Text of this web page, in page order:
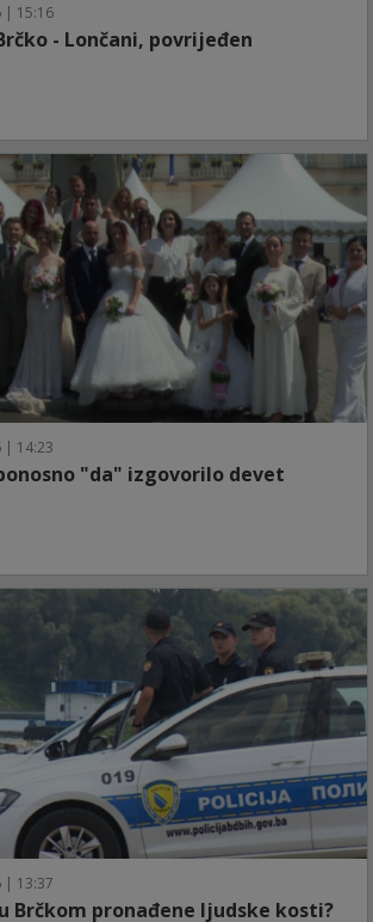
| 15:16
- Lončani, povrijeđen
| 14:23
"da" izgovorilo devet
| 13:37
Brčkom pronađene ljudske kosti?